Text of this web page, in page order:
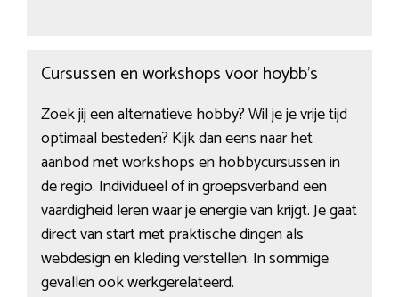
Cursussen en workshops voor hoybb’s
Zoek jij een alternatieve hobby? Wil je je vrije tijd
optimaal besteden? Kijk dan eens naar het
aanbod met workshops en hobbycursussen in
de regio. Individueel of in groepsverband een
vaardigheid leren waar je energie van krijgt. Je gaat
direct van start met praktische dingen als
webdesign en kleding verstellen. In sommige
gevallen ook werkgerelateerd.